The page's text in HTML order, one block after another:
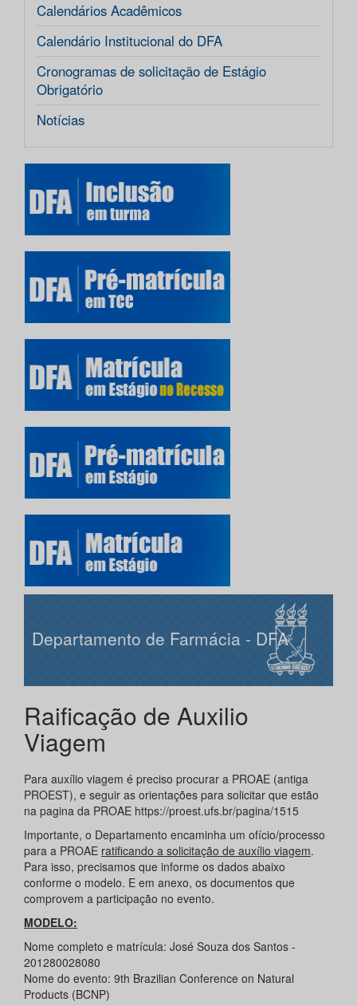
Calendários Acadêmicos
Calendário Institucional do DFA
Cronogramas de solicitação de Estágio
Obrigatório
Notícias
Departamento de Farmácia - DFA
Raificação de Auxilio
Viagem
Para auxílio viagem é preciso procurar a PROAE (antiga
PROEST), e seguir as orientações para solicitar que estão
na pagina da PROAE https://proest.ufs.br/pagina/1515
Importante, o Departamento encaminha um ofício/processo
para a PROAE ratificando a solicitação de auxílio viagem.
Para isso, precisamos que informe os dados abaixo
conforme o modelo. E em anexo, os documentos que
comprovem a participação no evento.
MODELO:
Nome completo e matrícula: José Souza dos Santos -
201280028080
Nome do evento: 9th Brazilian Conference on Natural
Products (BCNP)